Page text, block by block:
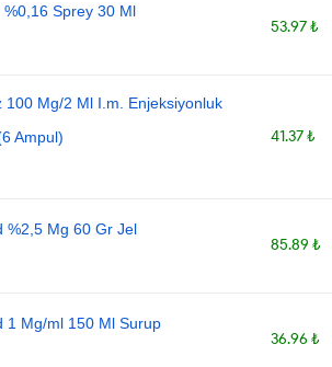
%0,16 Sprey 30 Ml
53.97 ₺
100 Mg/2 Ml I.m. Enjeksiyonluk
Ampul)
41.37 ₺
%2,5 Mg 60 Gr Jel
85.89 ₺
1 Mg/ml 150 Ml Surup
36.96 ₺